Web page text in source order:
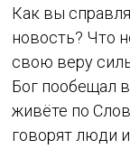
Как вы
новость? Что
свою веру
Бог пообещал
живёте по
говорят люди